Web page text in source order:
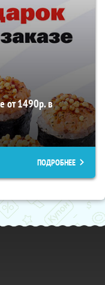
от 1490р. в
ПОДРОБНЕЕ